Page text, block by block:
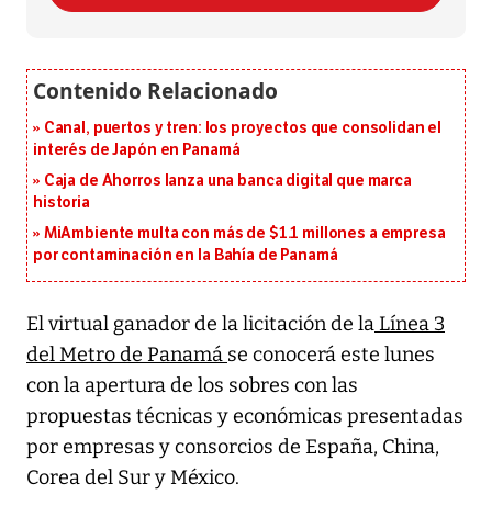
Canal, puertos y tren: los proyectos que consolidan el
interés de Japón en Panamá
Caja de Ahorros lanza una banca digital que marca
historia
MiAmbiente multa con más de $1.1 millones a empresa
por contaminación en la Bahía de Panamá
El virtual ganador de la licitación de laLínea 3
del Metro de Panamá se conocerá este lunes
con la apertura de los sobres con las
propuestas técnicas y económicas presentadas
por empresas y consorcios de España, China,
Corea del Sur y México.